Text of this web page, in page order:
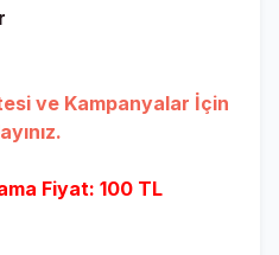
ve Kampanyalar İçin
Fiyat: 100 TL